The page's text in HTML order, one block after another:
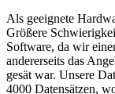
Als geeignete
Größere
Software, da wir
andererseits das
gesät war. Unsere
4000 Datensätzen,